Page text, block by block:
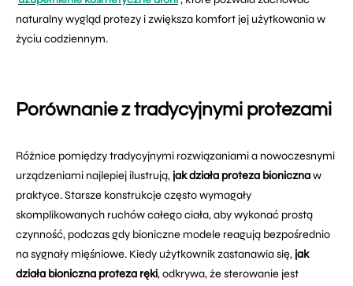
naturalny wygląd protezy i zwiększa komfort jej użytkowania w
życiu codziennym.
Porównanie z tradycyjnymi protezami
Różnice pomiędzy tradycyjnymi rozwiązaniami a nowoczesnymi
urządzeniami najlepiej ilustrują,jak działa proteza bionicznaw
praktyce. Starsze konstrukcje często wymagały
skomplikowanych ruchów całego ciała, aby wykonać prostą
czynność, podczas gdy bioniczne modele reagują bezpośrednio
na sygnały mięśniowe. Kiedy użytkownik zastanawia się,jak
działa bioniczna proteza ręki, odkrywa, że sterowanie jest